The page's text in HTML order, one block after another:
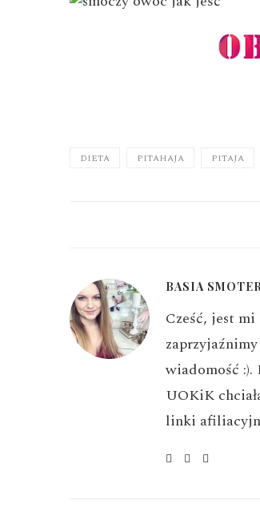
DIETA PITAHAJA PITAJA
BASIA
Cześć, jest
wiadomość
UOKiK
linki